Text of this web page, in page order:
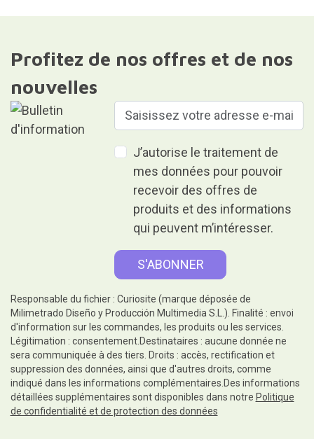
Profitez de nos offres et de nos
nouvelles
J’autorise le traitement de
mes données pour pouvoir
recevoir des offres de
produits et des informations
qui peuvent m’intéresser.
Responsable du fichier : Curiosite (marque déposée de
Milimetrado Diseño y Producción Multimedia S.L.). Finalité : envoi
d'information sur les commandes, les produits ou les services.
Légitimation : consentement.Destinataires : aucune donnée ne
sera communiquée à des tiers. Droits : accès, rectification et
suppression des données, ainsi que d'autres droits, comme
indiqué dans les informations complémentaires.Des informations
détaillées supplémentaires sont disponibles dans notre Politique
de confidentialité et de protection des données